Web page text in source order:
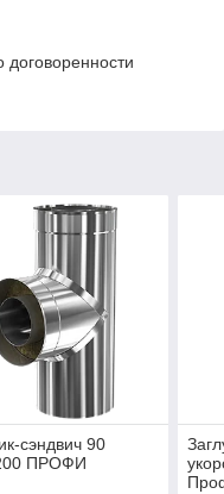
договоренности
сэндвич 90
ПРОФИ